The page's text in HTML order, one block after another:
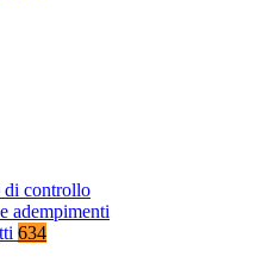
di controllo
adempimenti
634